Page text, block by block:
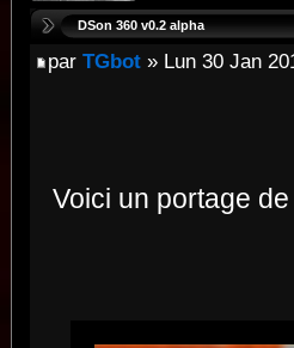
DSon 360 v0.2 alpha
par TGbot » Lun 30 Jan
Voici un portage